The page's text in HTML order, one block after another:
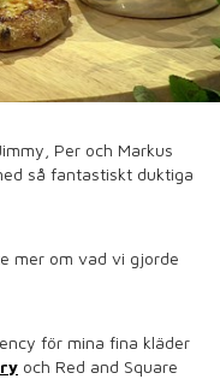
Per och Markus
så fantastiskt duktiga
mer om vad vi gjorde
för mina fina kläder
och Red and Square